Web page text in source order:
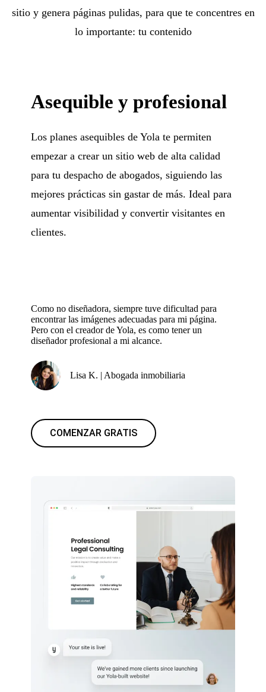
sitio y genera páginas pulidas, para que te concentres en
lo importante: tu contenido
Asequible y profesional
Los planes asequibles de Yola te permiten
empezar a crear un sitio web de alta calidad
para tu despacho de abogados, siguiendo las
mejores prácticas sin gastar de más. Ideal para
aumentar visibilidad y convertir visitantes en
clientes.
Como no diseñadora, siempre tuve dificultad para
encontrar las imágenes adecuadas para mi página.
Pero con el creador de Yola, es como tener un
diseñador profesional a mi alcance.
Lisa K. | Abogada inmobiliaria
COMENZAR GRATIS